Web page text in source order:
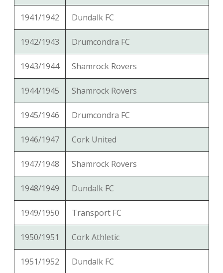
1941/1942 Dundalk FC
1942/1943 Drumcondra FC
1943/1944 Shamrock Rovers
1944/1945 Shamrock Rovers
1945/1946 Drumcondra FC
1946/1947 Cork United
1947/1948 Shamrock Rovers
1948/1949 Dundalk FC
1949/1950 Transport FC
1950/1951 Cork Athletic
1951/1952 Dundalk FC